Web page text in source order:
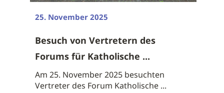
25. November 2025
Besuch von Vertretern des
Forums für Katholische ...
Am 25. November 2025 besuchten
Vertreter des Forum Katholische ...